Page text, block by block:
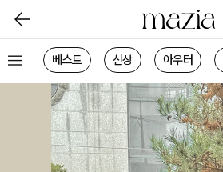
베스트 신상 아우터